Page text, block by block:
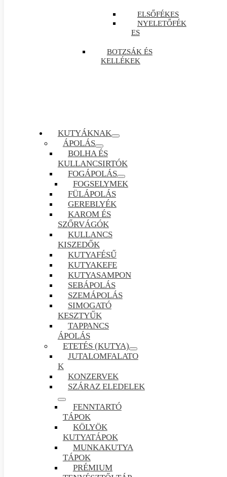
ELSŐFÉKES
NYELETŐFÉK
ES
BOTZSÁK ÉS
KELLÉKEK
KUTYÁKNAK
ÁPOLÁS
BOLHA ÉS
KULLANCSIRTÓK
FOGÁPOLÁS
FOGSELYMEK
FÜLÁPOLÁS
GEREBLYÉK
KAROM ÉS
SZŐRVÁGÓK
KULLANCS
KISZEDŐK
KUTYAFÉSŰ
KUTYAKEFE
KUTYASAMPON
SEBÁPOLÁS
SZEMÁPOLÁS
SIMOGATÓ
KESZTYŰK
TAPPANCS
ÁPOLÁS
ETETÉS (KUTYA)
JUTALOMFALATO
K
KONZERVEK
SZÁRAZ ELEDELEK
FENNTARTÓ
TÁPOK
KÖLYÖK
KUTYATÁPOK
MUNKAKUTYA
TÁPOK
PRÉMIUM